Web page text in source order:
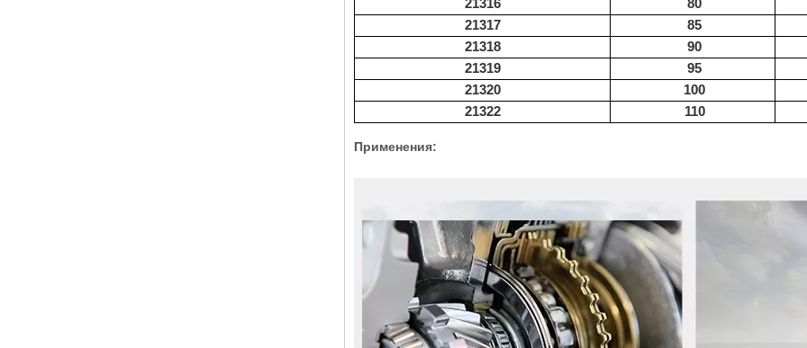
21316
80
21317
85
21318
90
21319
95
21320
100
21322
110
Применения: